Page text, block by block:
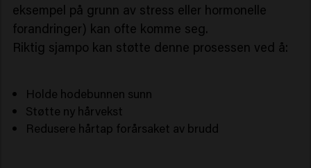
eksempel på grunn av stress eller hormonelle
forandringer) kan ofte komme seg.
Riktig sjampo kan støtte denne prosessen ved å:
Holde hodebunnen sunn
Støtte ny hårvekst
Redusere hårtap forårsaket av brudd